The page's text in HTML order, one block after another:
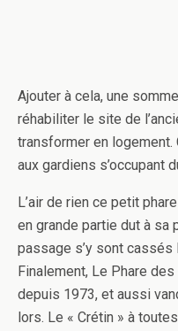
Ajouter à cela, une
réhabiliter le site de
transformer en
aux gardiens s’occupant
L’air de rien ce petit
en grande partie dut à
passage s’y sont
Finalement, Le Phare
depuis 1973, et aussi
lors. Le « Crétin » à